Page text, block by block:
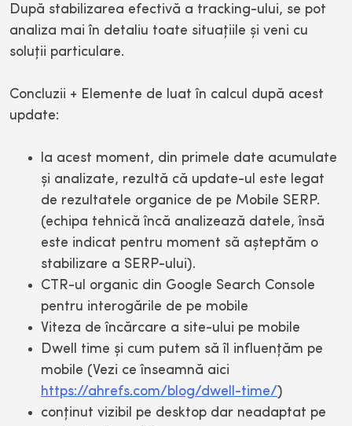
După stabilizarea efectivă a tracking-ului, se pot
analiza mai în detaliu toate situaţiile şi veni cu
soluţii particulare.
Concluzii + Elemente de luat în calcul după acest
update:
la acest moment, din primele date acumulate
şi analizate, rezultă că update-ul este legat
de rezultatele organice de pe Mobile SERP.
(echipa tehnică încă analizează datele, însă
este indicat pentru moment să aşteptăm o
stabilizare a SERP-ului).
CTR-ul organic din Google Search Console
pentru interogările de pe mobile
Viteza de încărcare a site-ului pe mobile
Dwell time şi cum putem să îl influenţăm pe
mobile (Vezi ce înseamnă aici
https://ahrefs.com/blog/dwell-time/)
conţinut vizibil pe desktop dar neadaptat pe